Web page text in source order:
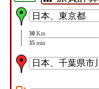
30 Km
35 min